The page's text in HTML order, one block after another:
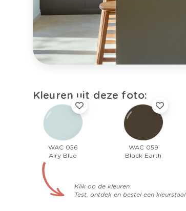
Kleuren uit deze foto:
WAC 056
Airy Blue
WAC 059
Black Earth
Klik op de kleuren:
Test, ontdek en bestel een kleurstaal